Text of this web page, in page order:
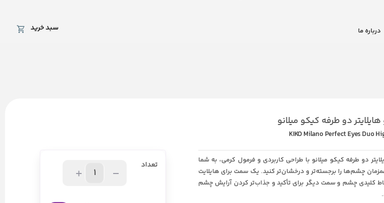
درباره ما سبد خرید
دو طرفه کیکو میلانو
KIKO Milano Perfect Eyes Duo
دو طرفه کیکو میلانو با طراحی کاربردی و فرمول کرمی، به شما
چشم‌ها را برجسته‌تر و درخشان‌تر کنید. یک سمت برای هایلایت
کلیدی چشم و سمت دیگر برای تأکید و جذاب‌تر کردن آرایش چشم
تعداد